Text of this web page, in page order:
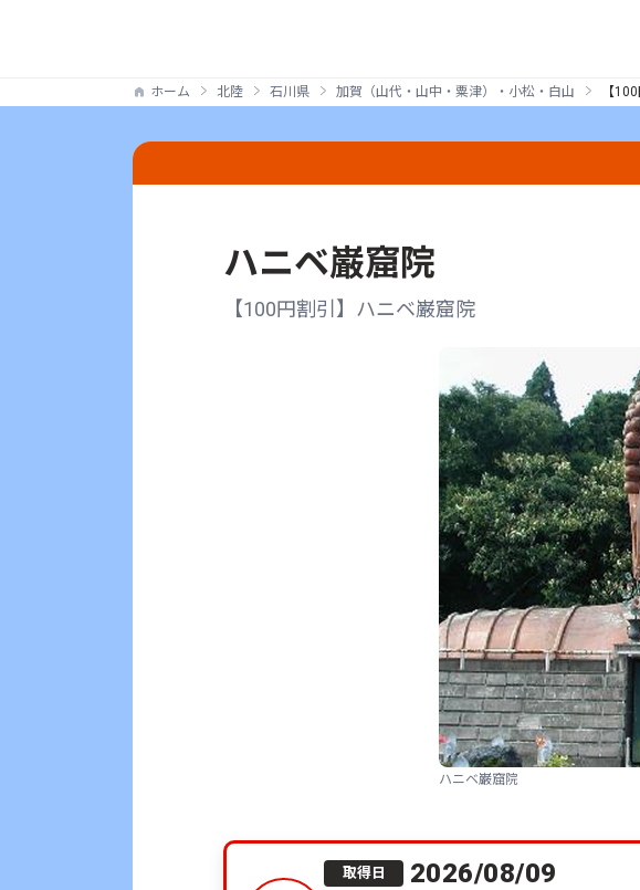
ホーム 北陸 石川県 加賀（山代・山中・粟津）・小松・白山 【
ハニベ巌窟院
【100円割引】ハニベ巌窟院
ハニベ巌窟院
取得日 2026/08/09